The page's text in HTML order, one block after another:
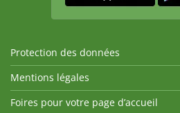
Protection des données
Mentions légales
Foires pour votre page d’accueil